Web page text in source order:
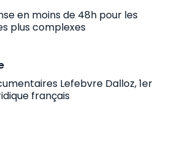
en moins de 48h pour les
plus complexes
Lefebvre Dalloz, 1er
français